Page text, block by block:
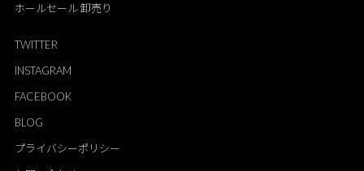
ホールセール 卸売り
TWITTER
INSTAGRAM
FACEBOOK
BLOG
プライバシーポリシー